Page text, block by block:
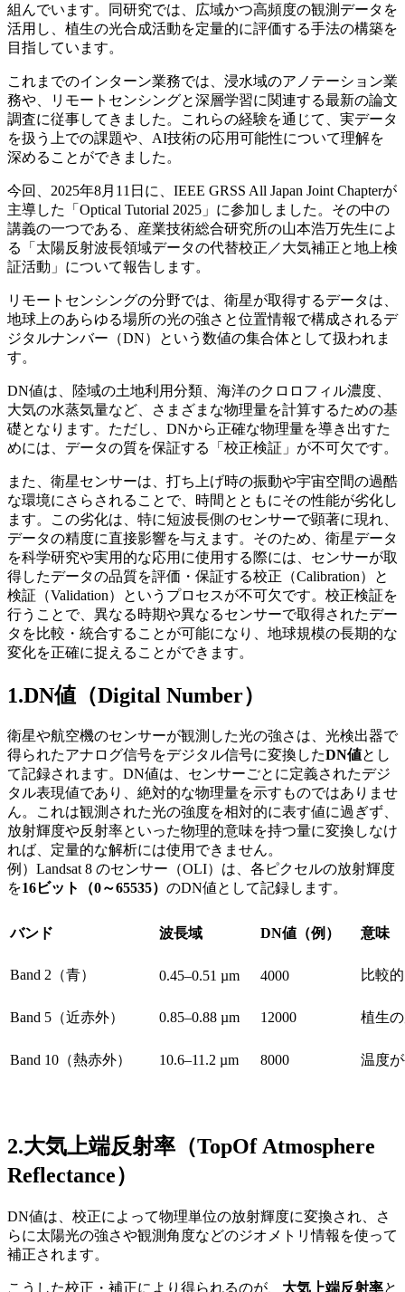
組んでいます。
同研究では、広域かつ高頻度の観測データを
活用し、植生の光合成活動を定量的に評価する手法の構築を
目指しています。
これまでのインターン業務では、浸水域のアノテーション業
務や、リモートセンシングと深層学習に関連する最新の論文
調査に従事してきました。これらの経験を通じて、実データ
を扱う上での課題や、 AI技術の応用可能性について理解を
深めることができました。
今回、 2025年8月 11 日に、 IEEE GRSS All Japan Joint Chapterが
主導した「 Optical Tutorial 2025 」に参加しました。その中の
講義の一つである、産業技術総合研究所の山本浩万先生によ
る「太陽反射波長領域データの代替校正／大気補正と地上検
証活動」について報告します。
リモートセンシングの分野では、衛星が取得するデータは、
地球上のあらゆる場所の光の強さと位置情報で構成されるデ
ジタルナンバー（DN）という数値の集合体として扱われま
す。
DN値は、陸域の土地利用分類、海洋のクロロフィル濃度、
大気の水蒸気量など、さまざまな物理量を計算するための基
礎となります。 ただし、 DNから正確な物理量を導き出すた
めには、データの質を保証する「 校正検証 」が不可欠です。
また、衛星センサーは、打ち上げ時の振動や宇宙空間の過酷
な環境にさらされることで、時間とともにその性能が劣化し
ます。この劣化は、特に短波長側のセンサーで顕著に現れ、
データの精度に直接影響を与えます。そのため、衛星データ
を科学研究や実用的な応用に使用する際には、センサーが取
得したデータの品質を評価・保証する校正（Calibration）と
検証（Validation）というプロセスが不可欠です。 校正検証を
行うことで、異なる時期や異なるセンサーで取得されたデー
タを比較・統合することが可能になり、地球規模の長期的な
変化を正確に捉えることができます。
1.DN値（Digital Number）
衛星や航空機のセンサーが観測した光の強さは、光検出器で
得られたアナログ信号をデジタル信号に変換したDN値とし
て記録されます。 DN値は、 センサーごとに定義されたデジ
タル表現値であり、絶対的な物理量を示すものではありませ
ん。これは観測された光の強度を相対的に表す値に過ぎず、
放射輝度や反射率といった物理的意味を持つ量に変換しなけ
れば、定量的な解析には使用できません。
例 ） Landsat 8 のセンサー（OLI）は、各ピクセルの放射輝度
を16ビット（0～65535） のDN値として記録します。
バンド 波長域 DN値（例） 意味
Band 2 （青） 0.45–0.51 µm 4000 比較
Band 5 （近赤外） 0.85–0.88 µm 12000 植生
Band 10 （熱赤外） 10.6–11.2 µm 8000 温度
2.大気上端反射率（TopOf Atmosphere
Reflectance）
DN値は 、校正によって物理単位の放射輝度に変換され、
さ
らに太陽光の強さや観測角度などのジオメトリ情報を使って
補正されます。
こうした校正・補正により 得られるのが 大気上端反射率と